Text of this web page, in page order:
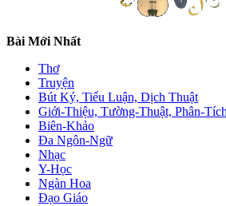
Bài Mới Nhất
Thơ
Truyện
Bút Ký, Tiểu Luận, Dịch Thuật
Giới-Thiệu, Tường-Thuật, Phân-
Biên-Khảo
Đa Ngôn-Ngữ
Nhạc
Y-Học
Ngàn Hoa
Đạo Giáo